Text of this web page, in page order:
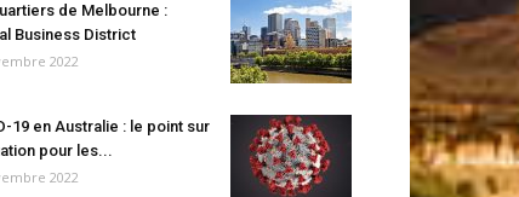
de Melbourne :
Business District
2022
19 en Australie : le point sur
pour les...
2022